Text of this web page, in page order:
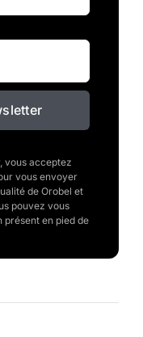
vous acceptez
vous envoyer
de Orobel et
pouvez vous
présent en pied de